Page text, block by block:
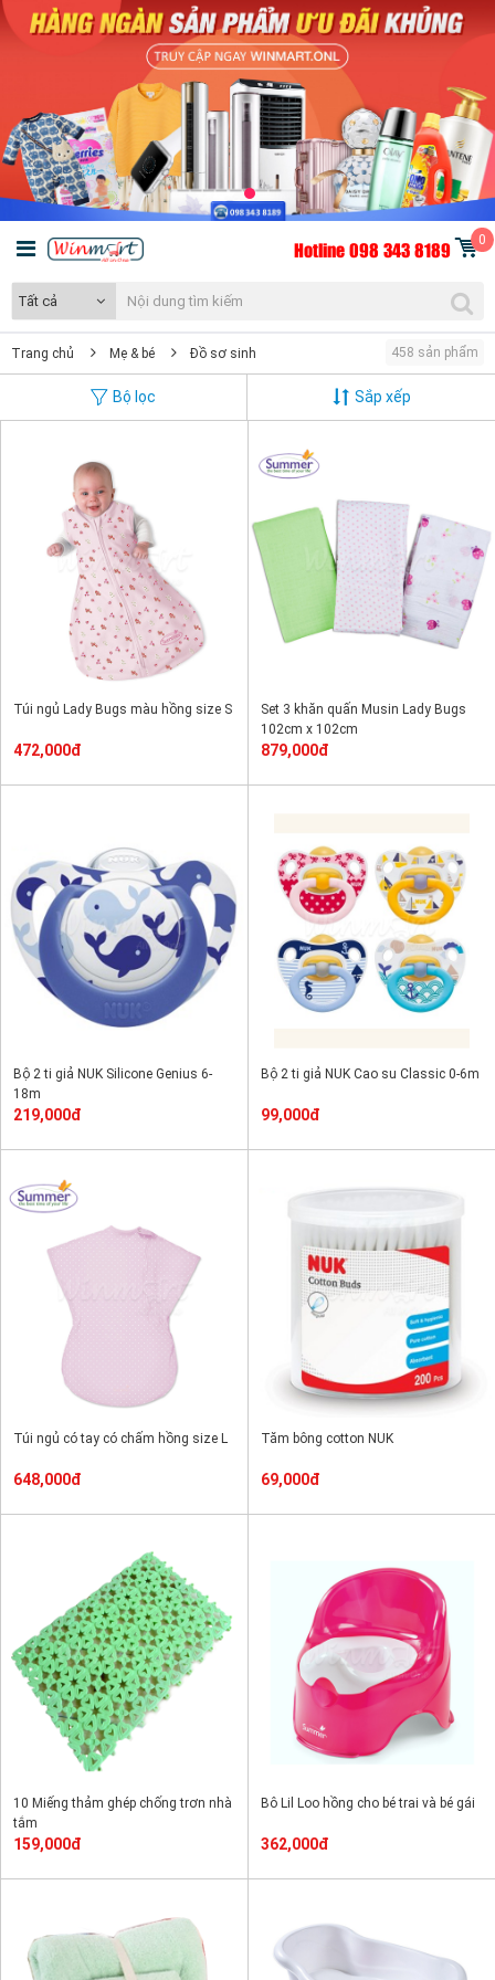
Hotline 098 343 8189 0
Tất cả
Trang chủ Mẹ & bé Đồ sơ sinh 458 sản phẩm
Bộ lọc Sắp xếp
Túi ngủ Lady Bugs màu hồng size S
472,000đ
Set 3 khăn quấn Musin Lady Bugs
102cm x 102cm
879,000đ
Bộ 2 ti giả NUK Silicone Genius 6-
18m
219,000đ
Bộ 2 ti giả NUK Cao su Classic 0-6m
99,000đ
Túi ngủ có tay có chấm hồng size L
648,000đ
Tăm bông cotton NUK
69,000đ
10 Miếng thảm ghép chống trơn nhà
tắm
159,000đ
Bô Lil Loo hồng cho bé trai và bé gái
362,000đ